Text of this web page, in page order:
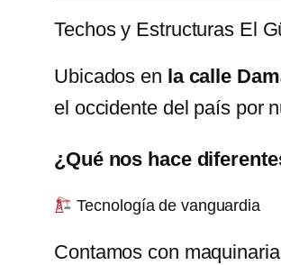
Techos y Estructuras El
Ubicados en la calle
el occidente del país por
¿Qué nos hace
Tecnología de vanguardia
Contamos con